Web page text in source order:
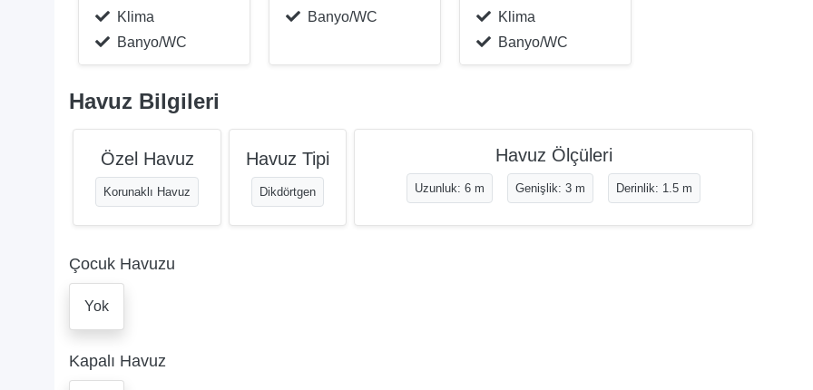
Klima
Banyo/WC
Banyo/WC
Klima
Banyo/WC
Havuz Bilgileri
Özel Havuz
Korunaklı Havuz
Havuz Tipi
Dikdörtgen
Havuz Ölçüleri
Uzunluk: 6 m Genişlik: 3 m Derinlik: 1.5 m
Çocuk Havuzu
Yok
Kapalı Havuz